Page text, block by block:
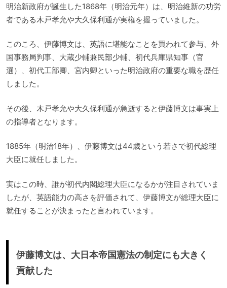
明治新政府が誕生した1868年（明治元年）は、明治維新の功労
者である木戸孝允や大久保利通が実権を握っていました。
このころ、伊藤博文は、英語に堪能なことを買われて参与、外
国事務局判事、大蔵少輔兼民部少輔、初代兵庫県知事（官
選）、初代工部卿、宮内卿といった明治政府の重要な職を歴任
しました。
その後、木戸孝允や大久保利通が急逝すると伊藤博文は事実上
の指導者となります。
1885年（明治18年）、伊藤博文は44歳という若さで初代総理
大臣に就任しました。
実はこの時、誰が初代内閣総理大臣になるかが注目されていま
したが、英語能力の高さを評価されて、伊藤博文が総理大臣に
就任することが決まったと言われています。
伊藤博文は、大日本帝国憲法の制定にも大きく
貢献した